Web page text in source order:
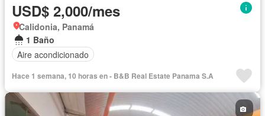
USD$ 2,000/mes
Calidonia, Panamá
1 Baño
Aire acondicionado
Hace 1 semana, 10 horas en - B&B Real Estate Panama S.A